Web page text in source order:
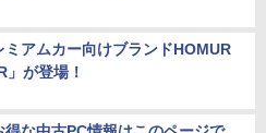
ミアムカー向けブランドHOMUR
が登場！